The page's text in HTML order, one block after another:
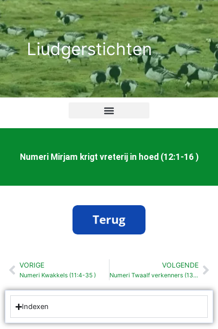
Ga
naar
de
inhoudLiudgerstichten
Numeri Mirjam krigt vreterij in hoed (12:1-16 )
Vorige
VORIGE
Numeri Kwakkels (11:4-35 )
VOLGENDE
Numeri Twaalf verkenners (13:1-33 )
Indexen